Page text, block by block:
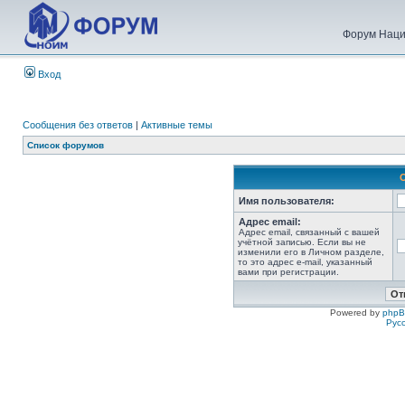
Форум
Вход
Сообщения без ответов | Активные темы
Список форумов
Имя пользователя:
Адрес email:
Адрес email, связанный с вашей
учётной записью. Если вы не
изменили его в Личном разделе,
то это адрес e-mail, указанный
вами при регистрации.
Powered by